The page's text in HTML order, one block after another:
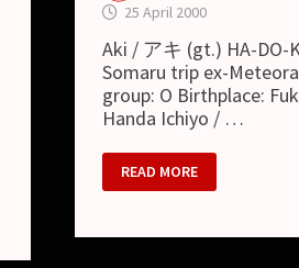
25 April 2000
Aki / アキ (gt.) HA-DO-
Somaru trip ex-
group: O Birthplace:
Handa Ichiyo / …
APRIL
06
READ MORE